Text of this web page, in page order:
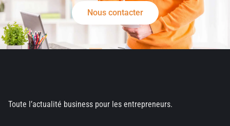
Nous contacter
Toute l’actualité business pour les entrepreneurs.